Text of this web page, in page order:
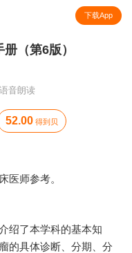
下载App
（第6版）
音朗读
52.00 得到贝
医师参考。
绍了本学科的基本知
的具体诊断、分期、分